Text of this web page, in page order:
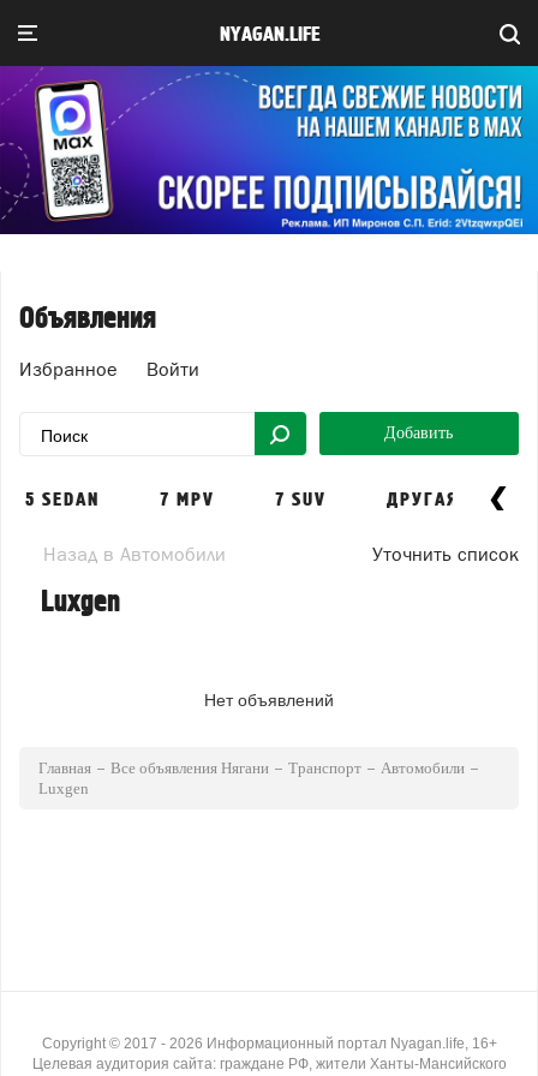
NYAGAN.LIFE
Объявления
Избранное Войти
Добавить
5 SEDAN 7 MPV 7 SUV ДРУГАЯ \
Назад в Автомобили Уточнить список
Luxgen
Нет объявлений
Главная Все объявления Нягани Транспорт
Автомобили
Luxgen
Copyright © 2017 - 2026 Информационный портал Nyagan.life, 16+
Целевая аудитория сайта: граждане РФ, жители Ханты-Мансийского